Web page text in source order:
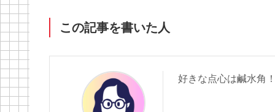
この記事を書いた人
好きな点心は鹹水角